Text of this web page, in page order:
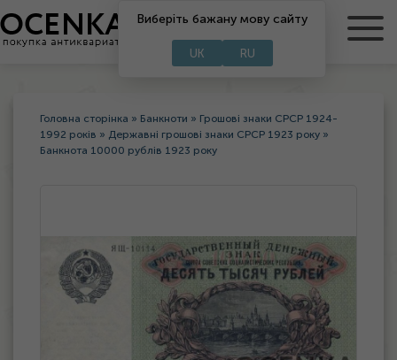
RU
Виберіть бажану мову сайту
UK RU
Головна сторінка » Банкноти » Грошові знаки СРСР 1924-
1992 років » Державні грошові знаки СРСР 1923 року »
Банкнота 10000 рублів 1923 року